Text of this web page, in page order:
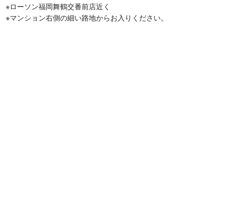
※ローソン福岡舞鶴交番前店近く
※マンション右側の細い路地からお入りください。